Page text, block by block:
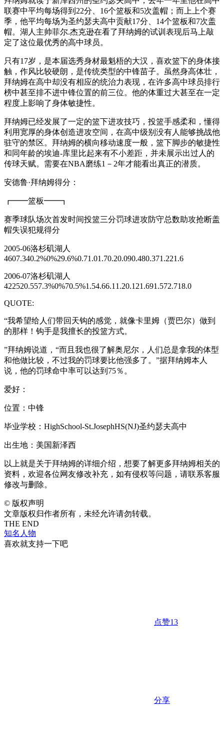
联赛中平均每场得到22分、16个篮板和5次盖帽；而上上个赛
季，他平均每场为圣约瑟夫高中贡献17分、14个篮板和7次盖
帽。湖人主帅菲尔.杰克逊在看了拜纳姆的试训表现后马上敲
定了这位最优秀的高中球员。
只有17岁，是本届选秀身材最魁梧的大汉，喜欢篮下的身体接
触，作风比较硬朗，是传统类型的中锋苗子。虽然身高体壮，
拜纳姆在高中却没有相应的统治力表现，在许多高中球员排行
榜中甚至排不进中锋位置的前三位。他的体重过大甚至在一定
程度上影响了身体敏捷性。
拜纳姆已经发展了一定的篮下进攻技巧，投篮手感柔和，懂得
利用宽厚的身体创造进攻空间，在高中级别没有人能够挑战他
驻守的禁区。拜纳姆的横向移动速度一般，篮下脚步的敏捷性
和同年龄的埃迪-库里比起来有不小差距，并未展示出过人的
传球天赋。需要在NBA磨练1－2年才能看出真正的潜质。
安德鲁·拜纳姆得分：
┏━━篮板━━┓
赛季球队场次首发时间投篮三分罚球进攻防守总数助攻抢断盖
帽失误犯规得分
2005-06洛杉矶湖人
4607.340.2%0%29.6%0.71.01.70.20.090.480.371.221.6
2006-07洛杉矶湖人
422520.557.3%0%70.5%1.54.66.11.20.121.691.572.718.0
QUOTE:
“我希望给人们带回天钩的感觉，就像卡里姆（贾巴尔）做到
的那样！钩手是我擅长的投篮方式。
”拜纳姆说道，“而且我也很了解奥尼尔，人们总是拿我的体型
和他做比较，不过我的罚球要比他强多了。”据拜纳姆本人
说，他的罚球命中率可以达到75％。
爱好：
位置：中锋
毕业学校：HighSchool-St.JosephHS(NJ)圣约瑟夫高中
出生地：美国新泽西
以上就是关于拜纳姆的详细介绍，想要了解更多拜纳姆相关的
资料，欢迎各位网友修改补充，如有侵权等问题，请联系客服
修改与删除。
© 版权声明
文章版权归作者所有，未经允许请勿转载。
THE END
知名人物
喜欢就支持一下吧
点赞13
分享